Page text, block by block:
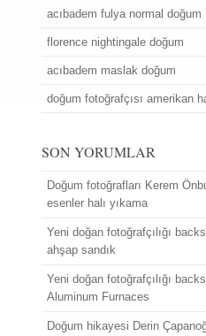
acıbadem fulya normal doğum
florence nightingale doğum
acıbadem maslak doğum
doğum fotoğrafçısı amerikan
SON YORUMLAR
Doğum fotoğrafları Kerem
esenler halı yıkama
Yeni doğan fotoğrafçılığı
ahşap sandık
Yeni doğan fotoğrafçılığı
Aluminum Furnaces
Doğum hikayesi Derin